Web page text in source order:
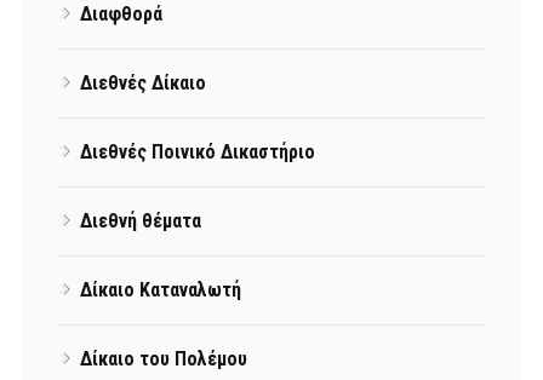
Διαφθορά
Διεθνές Δίκαιο
Διεθνές Ποινικό Δικαστήριο
Διεθνή θέματα
Δίκαιο Καταναλωτή
Δίκαιο του Πολέμου